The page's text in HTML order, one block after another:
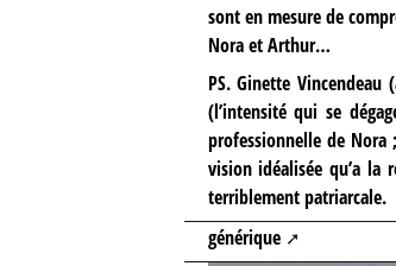
sont en mesure de
Nora et Arthur…
PS. Ginette Vincendeau
(l’intensité qui se
professionnelle de
vision idéalisée qu’a la
terriblement patriarcale.
générique